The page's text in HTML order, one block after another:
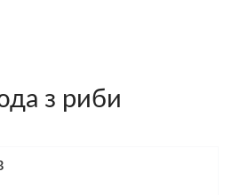
з риби